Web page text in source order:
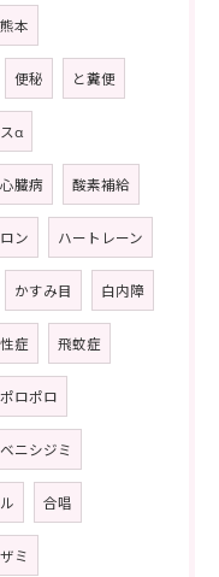
本
便秘 と糞便
α
心臓病 酸素補給
ン ハートレーン
かすみ目 白内障
症 飛蚊症
ロポロ
ベニシジミ
合唱
ミ